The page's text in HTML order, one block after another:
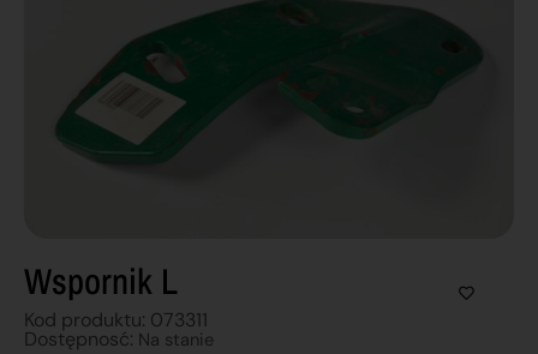
Wspornik L
Kod produktu: 073311
Dostępnosć: Na stanie